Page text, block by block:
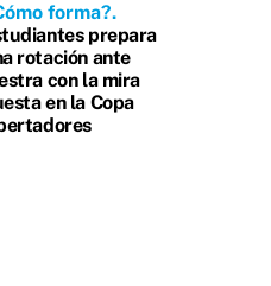
forma?
prepara
rotación ante
con la mira
en la Copa